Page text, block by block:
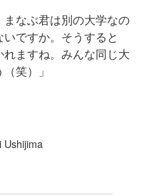
なぶ君は別の大学なの
ですか。そうすると
れますね。みんな同じ大
笑）」